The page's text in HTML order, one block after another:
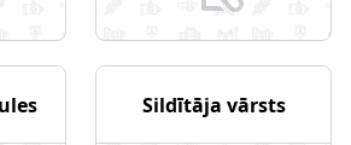
Sildītāja vārsts